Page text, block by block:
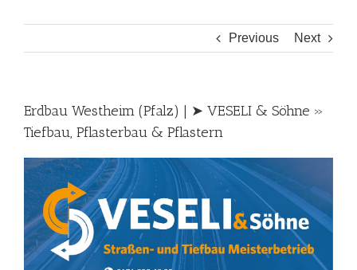
Previous Next
Erdbau Westheim (Pfalz) | ➤ VESELI & Söhne »
Tiefbau, Pflasterbau & Pflastern